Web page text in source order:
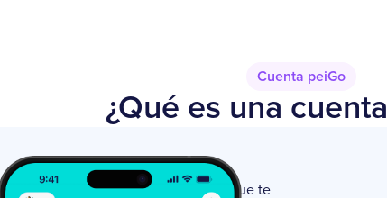
Cuenta peiGo
¿Qué es una cuenta
peiGo es una cuenta 100% online que te